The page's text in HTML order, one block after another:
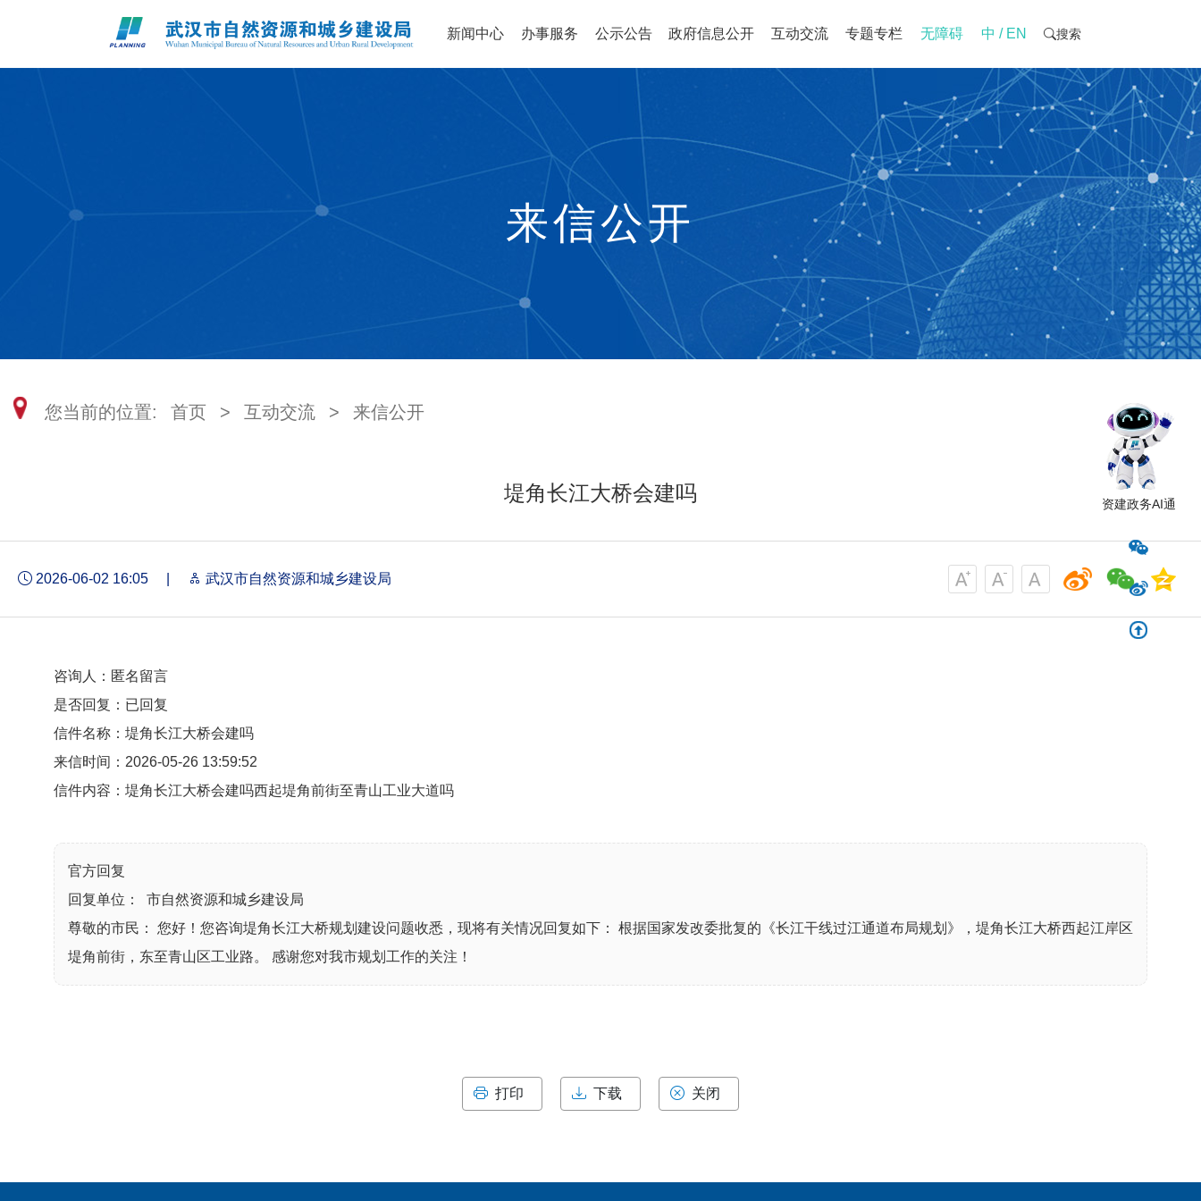
新闻中心 办事服务 公示公告 政府信息公开 互动交流 专题专栏 无障碍 中 / EN 搜索
资建政务AI通
来信公开
您当前的位置: 首页 > 互动交流 > 来信公开
堤角长江大桥会建吗
2026-06-02 16:05 武汉市自然资源和城乡建设局
咨询人：匿名留言
是否回复：已回复
信件名称：堤角长江大桥会建吗
来信时间：2026-05-26 13:59:52
信件内容： 堤角长江大桥会建吗西起堤角前街至青山工业大道吗
官方回复
回复单位： 市自然资源和城乡建设局
尊敬的市民： 您好！您咨询堤角长江大桥规划建设问题收悉，现将有关情况回复如下： 根据国家发改委批复的《长江干线过江通道布局规划》，堤角长江大桥西起江岸区
堤角前街，东至青山区工业路。 感谢您对我市规划工作的关注！
打印 下载 关闭